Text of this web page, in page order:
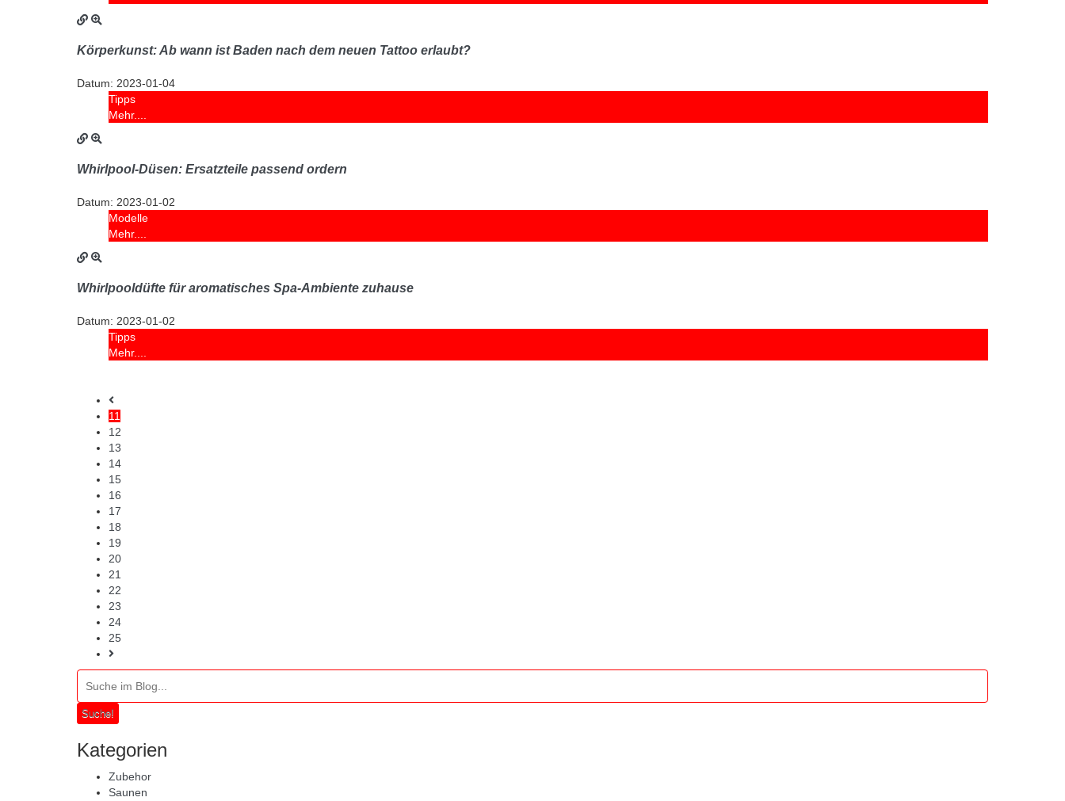
Körperkunst: Ab wann ist Baden nach dem neuen Tattoo erlaubt?
Datum: 2023-01-04
Tipps
Mehr....
Whirlpool-Düsen: Ersatzteile passend ordern
Datum: 2023-01-02
Modelle
Mehr....
Whirlpooldüfte für aromatisches Spa-Ambiente zuhause
Datum: 2023-01-02
Tipps
Mehr....
11
12
13
14
15
16
17
18
19
20
21
22
23
24
25
Suche!
Kategorien
Zubehor
Saunen